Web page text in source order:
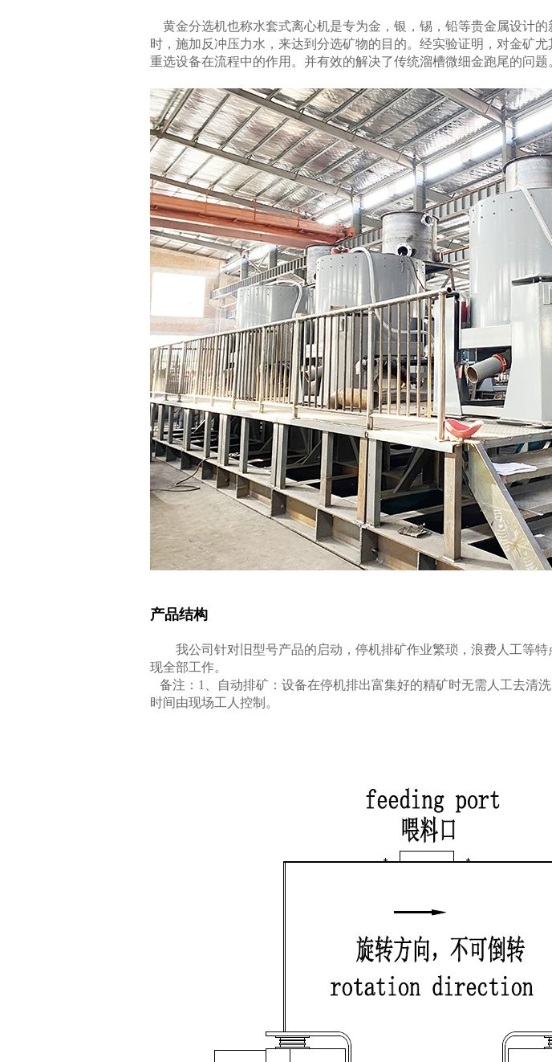
黄金分选机也称水套式离心机是专为金，银，锡，铅等贵金属设计
时，施加反冲压力水，来达到分选矿物的目的。经实验证明，对金矿
重选设备在流程中的作用。并有效的解决了传统溜槽微细金跑尾的问题
产品结构
我公司针对旧型号产品的启动，停机排矿作业繁琐，浪费人工等
现全部工作。
备注： 1 、自动排矿：设备在停机排出富集好的精矿时无需人工去清
时间由现场工人控制。